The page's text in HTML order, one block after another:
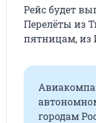
Рейс будет
Перелёты из
пятницам, из
городам